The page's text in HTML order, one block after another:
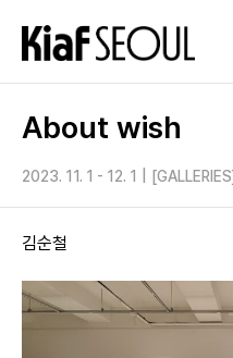
About wish
2023. 11. 1 - 12. 1
김순철